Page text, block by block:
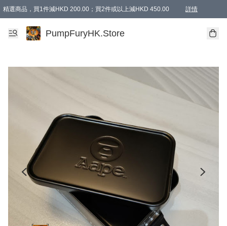
精選商品，買1件減HKD 200.00；買2件或以上減HKD 450.00 詳情
AAPE商品,會員專享9折或以上（按會員等級）AAPE products, members can
精選商品，任選買2件或以上減HKD 100.00
購物滿 HKD 800.00即享免運費優惠！（適用於 特定的送貨方式 )
PumpFuryHK.Store